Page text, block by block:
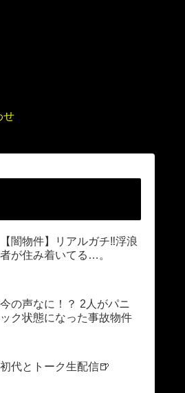
せ
【闇物件】リアルガチ‼︎浮浪
者が住み着いてる…。
今の声なに！？ 2人がパニ
ック状態になった事故物件
初代とトーク生配信🍺